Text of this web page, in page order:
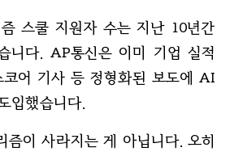
스쿨 지원자 수는 지난 10년간
니다. AP통신은 이미 기업 실적
코어 기사 등 정형화된 보도에 AI
입했습니다.
즘이 사라지는 게 아닙니다. 오히